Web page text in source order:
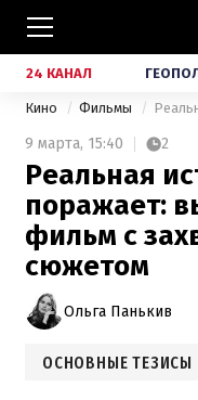
24 КАНАЛ
Кино Фильмы
9 марта, 15:40 2
Реальная
поражает:
фильм с
сюжетом
Ольга Панькив
ОСНОВНЫЕ ТЕЗИСЫ